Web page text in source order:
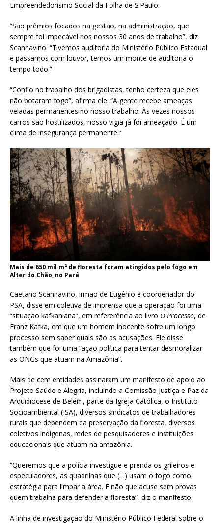
Empreendedorismo Social da Folha de S.Paulo.
“São prêmios focados na gestão, na administração, que
sempre foi impecável nos nossos 30 anos de trabalho”, diz
Scannavino. “Tivemos auditoria do Ministério Público Estadual
e passamos com louvor, temos um monte de auditoria o
tempo todo.”
“Confio no trabalho dos brigadistas, tenho certeza que eles
não botaram fogo”, afirma ele. “A gente recebe ameaças
veladas permanentes no nosso trabalho. Às vezes nossos
carros são hostilizados, nosso vigia já foi ameaçado. É um
clima de insegurança permanente.”
Mais de 650 mil m² de floresta foram atingidos pelo fogo em
Alter do Chão, no Pará
Caetano Scannavino, irmão de Eugênio e coordenador do
PSA, disse em coletiva de imprensa que a operação foi uma
“situação kafkaniana”, em refererência ao livro O Processo, de
Franz Kafka, em que um homem inocente sofre um longo
processo sem saber quais são as acusações. Ele disse
também que foi uma “ação política para tentar desmoralizar
as ONGs que atuam na Amazônia”.
Mais de cem entidades assinaram um manifesto de apoio ao
Projeto Saúde e Alegria, incluindo a Comissão Justiça e Paz da
Arquidiocese de Belém, parte da Igreja Católica, o Instituto
Socioambiental (ISA), diversos sindicatos de trabalhadores
rurais que dependem da preservação da floresta, diversos
coletivos indígenas, redes de pesquisadores e instituições
educacionais que atuam na amazônia.
“Queremos que a polícia investigue e prenda os grileiros e
especuladores, as quadrilhas que (…) usam o fogo como
estratégia para limpar a área. E não que acuse sem provas
quem trabalha para defender a floresta”, diz o manifesto.
A linha de investigação do Ministério Público Federal sobre o